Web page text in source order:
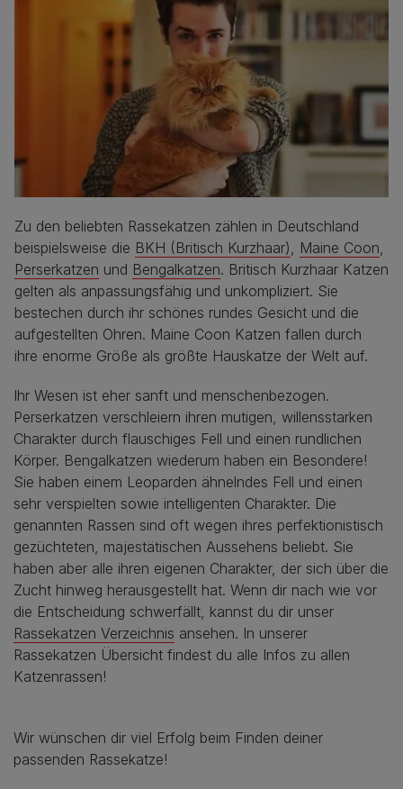
Zu den beliebten Rassekatzen zählen in Deutschland
beispielsweise die BKH (Britisch Kurzhaar), Maine Coon,
Perserkatzen und Bengalkatzen. Britisch Kurzhaar Katzen
gelten als anpassungsfähig und unkompliziert. Sie
bestechen durch ihr schönes rundes Gesicht und die
aufgestellten Ohren. Maine Coon Katzen fallen durch
ihre enorme Größe als größte Hauskatze der Welt auf.
Ihr Wesen ist eher sanft und menschenbezogen.
Perserkatzen verschleiern ihren mutigen, willensstarken
Charakter durch flauschiges Fell und einen rundlichen
Körper. Bengalkatzen wiederum haben ein Besondere!
Sie haben einem Leoparden ähnelndes Fell und einen
sehr verspielten sowie intelligenten Charakter. Die
genannten Rassen sind oft wegen ihres perfektionistisch
gezüchteten, majestätischen Aussehens beliebt. Sie
haben aber alle ihren eigenen Charakter, der sich über die
Zucht hinweg herausgestellt hat. Wenn dir nach wie vor
die Entscheidung schwerfällt, kannst du dir unser
Rassekatzen Verzeichnis ansehen. In unserer
Rassekatzen Übersicht findest du alle Infos zu allen
Katzenrassen!
Wir wünschen dir viel Erfolg beim Finden deiner
passenden Rassekatze!